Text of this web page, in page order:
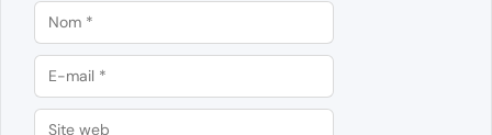
Nom
E-
mail
Site